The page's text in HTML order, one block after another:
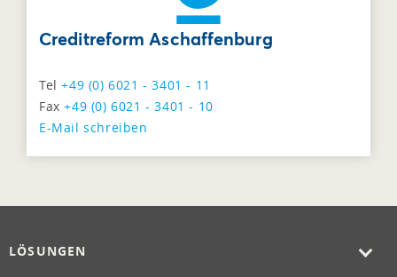
Creditreform Aschaffenburg
Tel+49 (0) 6021 - 3401 - 11
Fax+49 (0) 6021 - 3401 - 10
E-Mail schreiben
LÖSUNGEN